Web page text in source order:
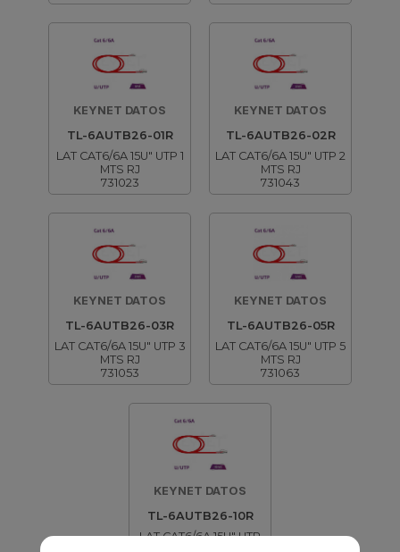
KEYNET DATOS
TL-6AUTB26-01R
LAT CAT6/6A 15U" UTP 1
MTS RJ
731023
KEYNET DATOS
TL-6AUTB26-02R
LAT CAT6/6A 15U" UTP 2
MTS RJ
731043
KEYNET DATOS
TL-6AUTB26-03R
LAT CAT6/6A 15U" UTP 3
MTS RJ
731053
KEYNET DATOS
TL-6AUTB26-05R
LAT CAT6/6A 15U" UTP 5
MTS RJ
731063
KEYNET DATOS
TL-6AUTB26-10R
LAT CAT6/6A 15U" UTP